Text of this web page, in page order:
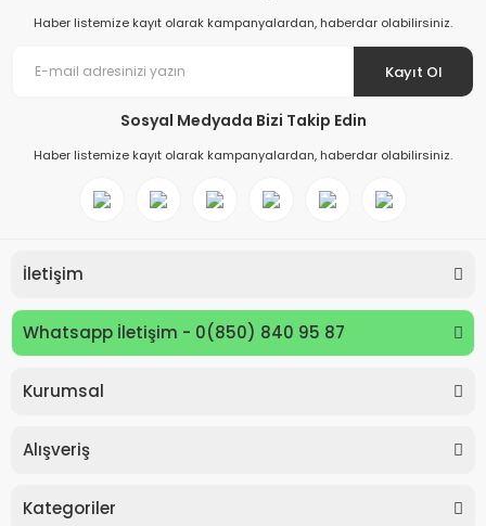
Haber listemize kayıt olarak kampanyalardan, haberdar olabilirsiniz.
Kayıt Ol
Sosyal Medyada Bizi Takip Edin
Haber listemize kayıt olarak kampanyalardan, haberdar olabilirsiniz.
İletişim
Whatsapp İletişim - 0(850) 840 95 87
Kurumsal
Alışveriş
Kategoriler